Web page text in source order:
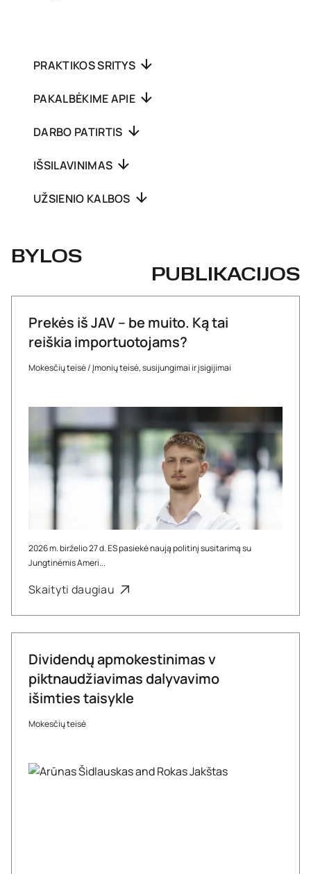
PRAKTIKOS SRITYS
PAKALBĖKIME APIE
DARBO PATIRTIS
IŠSILAVINIMAS
UŽSIENIO KALBOS
BYLOS
PUBLIKACIJOS
Prekės iš JAV – be muito. Ką tai
reiškia importuotojams?
Mokesčių teisė/ Įmonių teisė, susijungimai ir įsigijimai
2026 m. birželio 27 d. ES pasiekė naują politinį susitarimą su
Jungtinėmis Ameri...
Skaityti daugiau
Dividendų apmokestinimas v
piktnaudžiavimas dalyvavimo
išimties taisykle
Mokesčių teisė